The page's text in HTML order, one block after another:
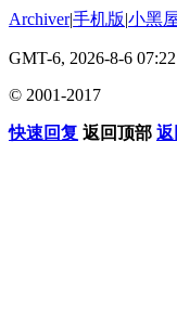
Archiver|手机版|小黑
GMT-6, 2026-8-6 07:22
© 2001-2017
快速回复 返回顶部 返